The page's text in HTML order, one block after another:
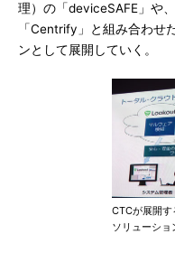
理）の「deviceSAFE」や
「Centrify」と組み合わせ
ンとして展開していく。
CTCが展開
ソリューショ